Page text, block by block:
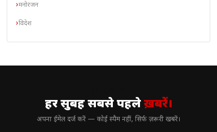
मनोरंजन
विदेश
हर सुबह सबसे पहलेख़बरें।
अपना ईमेल दर्ज करें — कोई स्पैम नहीं, सिर्फ ज़रूरी खबरें।